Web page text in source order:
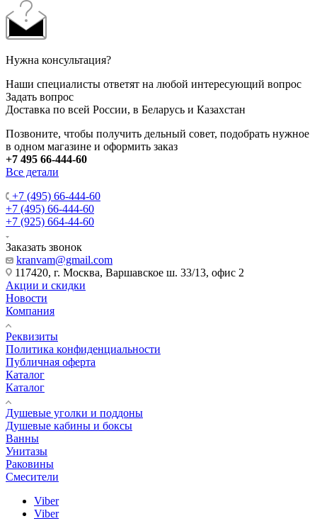
Нужна консультация?
Наши специалисты ответят на любой интересующий вопрос
Задать вопрос
Доставка по всей России, в Беларусь и Казахстан
Позвоните, чтобы получить дельный совет, подобрать нужное
в одном магазине и оформить заказ
+7 495 66-444-60
Все детали
+7 (495) 66-444-60
+7 (495) 66-444-60
+7 (925) 664-44-60
Заказать звонок
kranvam@gmail.com
117420, г. Москва, Варшавское ш. 33/13, офис 2
Акции и скидки
Новости
Компания
Реквизиты
Политика конфиденциальности
Публичная оферта
Каталог
Каталог
Душевые уголки и поддоны
Душевые кабины и боксы
Ванны
Унитазы
Раковины
Смесители
Viber
Viber